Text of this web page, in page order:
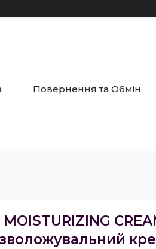
Повернення та Обмін
MOISTURIZING